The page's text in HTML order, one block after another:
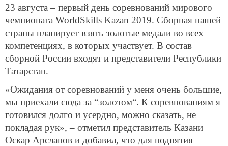
23 августа – первый день соревнований мирового
чемпионата WorldSkills Kazan 2019. Сборная нашей
страны планирует взять золотые медали во всех
компетенциях, в которых участвует. В состав
сборной России входят и представители Республики
Татарстан.
«Ожидания от соревнований у меня очень большие,
мы приехали сюда за “золотом“. К соревнованиям я
готовился долго и усердно, можно сказать, не
покладая рук», – отметил представитель Казани
Оскар Арсланов и добавил, что для поднятия